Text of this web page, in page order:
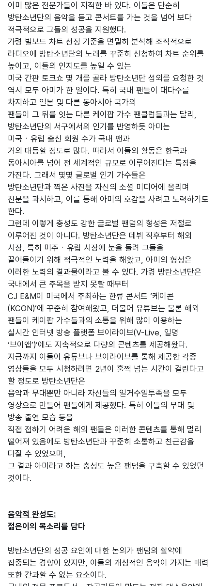
이미 많은 전문가들이 지적한 바 있다. 이들은 단순히
방탄소년단의 음악을 듣고 콘서트를 가는 것을 넘어 보다
적극적으로 그들의 성공을 지원했다.
가령 빌보드 차트 선정 기준을 면밀히 분석해 조직적으로
라디오에 방탄소년단의 노래를 꾸준히 신청하여 차트 순위를
높이고, 이들의 인지도를 높일 수 있는
미국 간판 토크쇼 몇 개를 골라 방탄소년단 섭외를 요청한 것
역시 모두 아미가 한 일이다. 특히 국내 팬들이 대다수를
차지하고 일본 및 다른 동아시아 국가의
팬들이 그 뒤를 잇는 다른 케이팝 가수 팬클럽들과는 달리,
방탄소년단의 서구에서의 인기를 반영하듯 아미는
미국ㆍ유럽 출신 회원 수가 국내 팬과
거의 대등할 정도로 많다. 따라서 이들의 활동은 한국과
동아시아를 넘어 전 세계적인 규모로 이루어진다는 특징을
가진다. 그래서 몇몇 글로벌 인기 가수들은
방탄소년단과 찍은 사진을 자신의 소셜 미디어에 올리며
친분을 과시하고, 이를 통해 아미의 호감을 사려고 노력하기도
한다.
그런데 이렇게 충성도 강한 글로벌 팬덤의 형성은 저절로
이루어진 것이 아니다. 방탄소년단은 데뷔 직후부터 해외
시장, 특히 미주ㆍ유럽 시장에 눈을 돌려 그들을
끌어들이기 위해 적극적인 노력을 해왔고, 아미의 형성은
이러한 노력의 결과물이라고 볼 수 있다. 가령 방탄소년단은
국내에서 큰 주목을 받지 못할 때부터
CJ E&M이 미국에서 주최하는 한류 콘서트 ‘케이콘
(KCON)’에 꾸준히 참여해왔고, 더불어 유튜브는 물론 해외
팬들이 케이팝 가수들과의 소통을 위해 많이 이용하는
실시간 인터넷 방송 플랫폼 브이라이브(V-Live, 일명
‘브이앱’)’에도 지속적으로 다량의 콘텐츠를 제공해왔다.
지금까지 이들이 유튜브나 브이라이브를 통해 제공한 각종
영상들을 모두 시청하려면 2년이 훌쩍 넘는 시간이 걸린다고
할 정도로 방탄소년단은
음악과 무대뿐만 아니라 자신들의 일거수일투족을 모두
영상으로 만들어 팬들에게 제공했다. 특히 이들의 무대 및
방송 출연 모습 등을
직접 접하기 어려운 해외 팬들은 이러한 콘텐츠를 통해 멀리
떨어져 있음에도 방탄소년단과 꾸준히 소통하고 친근감을
다질 수 있었으며,
그 결과 아미라고 하는 충성도 높은 팬덤을 구축할 수 있었던
것이다.
음악적 완성도:
젊은이의 목소리를 담다
방탄소년단의 성공 요인에 대한 논의가 팬덤의 활약에
집중되는 경향이 있지만, 이들의 개성적인 음악이 가지는 매력
또한 간과할 수 없는 요소이다.